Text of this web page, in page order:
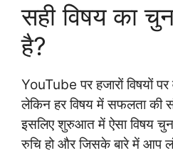
सही विषय का
है?
YouTube पर हजारों विषयों पर
लेकिन हर विषय में सफलता की
इसलिए शुरुआत में ऐसा विषय
रुचि हो और जिसके बारे में आप